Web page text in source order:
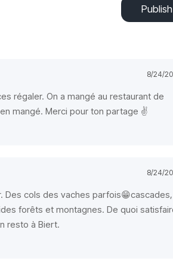
Publish
8/24/
régaler. On a mangé au restaurant de
mangé. Merci pour ton partage ✌️
8/24/
Des cols des vaches parfois😁cascades,
forêts et montagnes. De quoi
resto à Biert.